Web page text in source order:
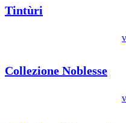
Tintùri
Collezione Noblesse